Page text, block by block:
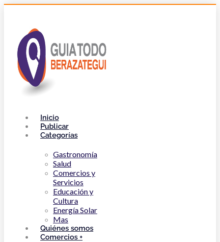
Inicio
Publicar
Categorías
Gastronomía
Salud
Comercios y
Servicios
Educación y
Cultura
Energía Solar
Mas
Quiénes somos
Comercios +